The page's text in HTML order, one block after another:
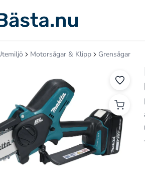
Motorsågar & Klipp Grensågar